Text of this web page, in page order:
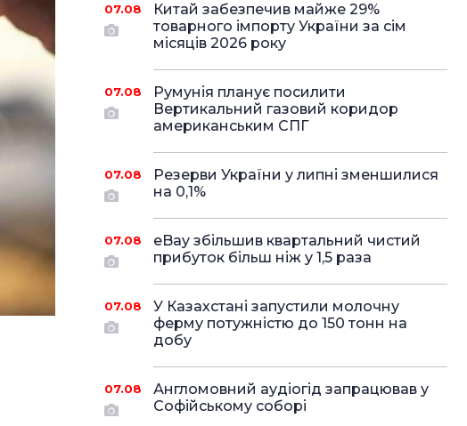
07.08
Китай забезпечив майже 29%
товарного імпорту України за сім
місяців 2026 року
07.08
Румунія планує посилити
Вертикальний газовий коридор
американським СПГ
07.08
Резерви України у липні зменшилися
на 0,1%
07.08
eBay збільшив квартальний чистий
прибуток більш ніж у 1,5 раза
07.08
У Казахстані запустили молочну
ферму потужністю до 150 тонн на
добу
07.08
Англомовний аудіогід запрацював у
Софійському соборі